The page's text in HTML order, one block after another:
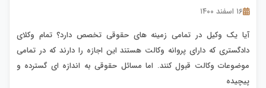
۱۶ اسفند ۱۴۰۰
آیا یک وکیل در تمامی زمینه های حقوقی تخصص دارد؟ تمام وکلای
دادگستری که دارای پروانه وکالت هستند این اجازه را دارند که در تمامی
موضوعات وکالت قبول کنند. اما مسائل حقوقی به اندازه ای گسترده و
پیچیده